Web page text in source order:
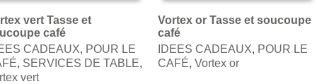
AU PANIER
vert Tasse et
café
CADEAUX, POUR LE
, SERVICES DE TABLE,
vert
AJOUTER AU PANIER
Vortex or Tasse et soucoupe
café
IDEES CADEAUX, POUR LE
CAFÉ,Vortex or